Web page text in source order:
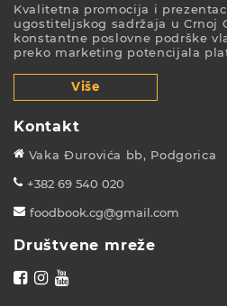
Kvalitetna promocija i
ugostiteljskog sadržaja u Crnoj
konstantne poslovne podrške
preko marketing potencijala
Više
Kontakt
Vaka Đurovića bb, Podgorica
+382 69 540 020
foodbook.cg@gmail.com
Društvene mreže